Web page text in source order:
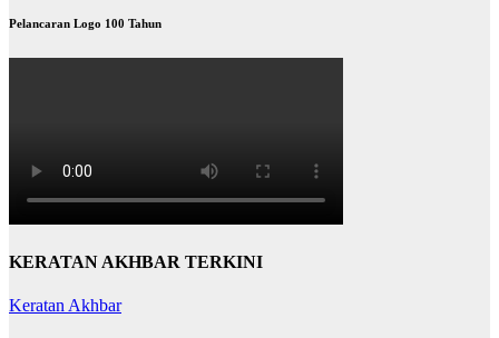
Pelancaran Logo 100 Tahun
KERATAN AKHBAR TERKINI
Keratan Akhbar